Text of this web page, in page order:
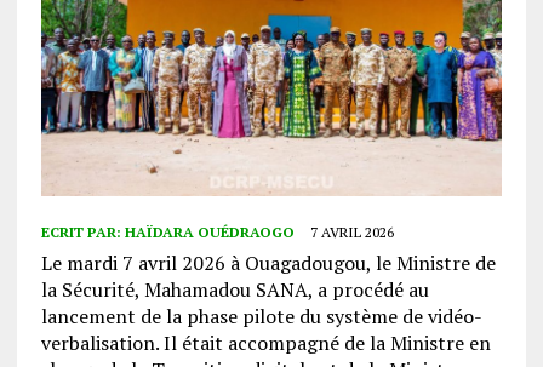
ECRIT PAR: HAÏDARA OUÉDRAOGO 7 AVRIL 2026
Le mardi 7 avril 2026 à Ouagadougou, le Ministre de
la Sécurité, Mahamadou SANA, a procédé au
lancement de la phase pilote du système de vidéo-
verbalisation. Il était accompagné de la Ministre en